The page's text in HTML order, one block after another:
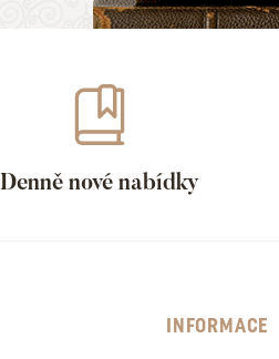
Denně nové nabídky
INFORMACE